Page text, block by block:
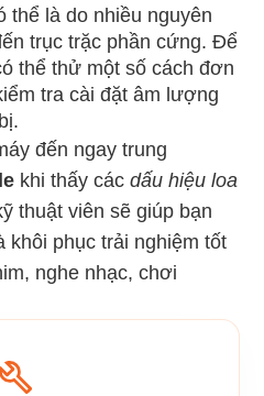
thể là do nhiều nguyên
trục trặc phần cứng. Để
thể thử một số cách đơn
tra cài đặt âm lượng
đến ngay trung
khi thấy các dấu hiệu loa
thuật viên sẽ giúp bạn
khôi phục trải nghiệm tốt
nghe nhạc, chơi